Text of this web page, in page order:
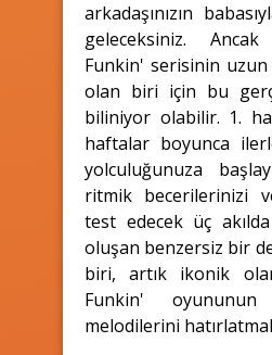
arkadaşınızın
geleceksiniz.
Funkin' serisinin uzun
olan biri için bu
biliniyor olabilir. 1.
haftalar boyunca
yolculuğunuza
ritmik becerilerinizi
test edecek üç akılda
oluşan benzersiz bir
biri, artık ikonik
Funkin' oyununun
melodilerini